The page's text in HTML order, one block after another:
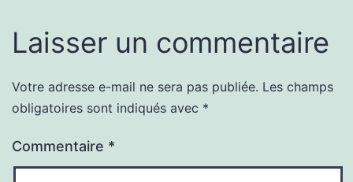
Laisser un commentaire
Votre adresse e-mail ne sera pas publiée. Les champs
obligatoires sont indiqués avec *
Commentaire *